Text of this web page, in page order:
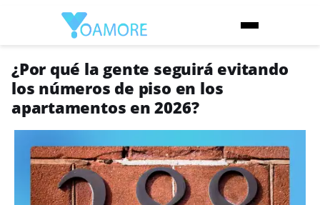
¿Por qué la gente seguirá evitando
los números de piso en los
apartamentos en 2026?